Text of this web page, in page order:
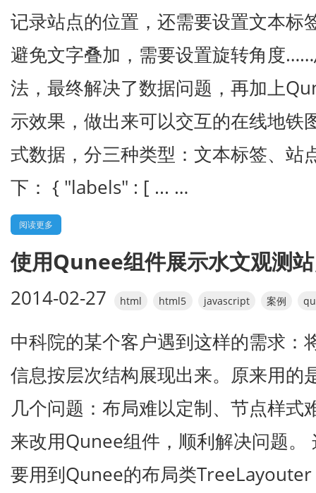
记录站点的位置，还需要设置文本标
避免文字叠加，需要设置旋转角度
法，最终解决了数据问题，再加上
示效果，做出来可以交互的在线地铁
式数据，分三种类型：文本标签、站
下： { "labels" : [ ... …
阅读更多
使用Qunee组件展示水文观测
2014-02-27 html html5 javascript 案例
中科院的某个客户遇到这样的需求：
信息按层次结构展现出来。原来用
几个问题：布局难以定制、节点样式
来改用Qunee组件，顺利解决问题。
要用到Qunee的布局类